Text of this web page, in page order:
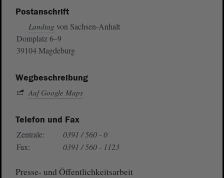
Postanschrift
Landtag von Sachsen-Anhalt
Domplatz 6–9
39104 Magdeburg
Wegbeschreibung
Auf Google Maps
Telefon und Fax
Zentrale:
0391 / 560 - 0
Fax:
0391 / 560 - 1123
Presse- und Öffentlichkeitsarbeit